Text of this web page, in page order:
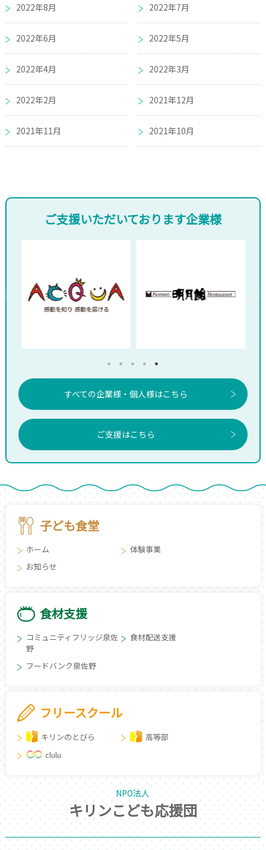
2022年8月 2022年7月
2022年6月 2022年5月
2022年4月 2022年3月
2022年2月 2021年12月
2021年11月 2021年10月
ご支援いただいております企業様
すべての企業様・個人様はこちら
ご支援はこちら
子ども食堂
ホーム
体験事業
お知らせ
食材支援
コミュニティフリッジ泉佐
野
食材配送支援
フードバンク泉佐野
フリースクール
キリンのとびら
高等部
clulu
NPO法人
キリンこども応援団